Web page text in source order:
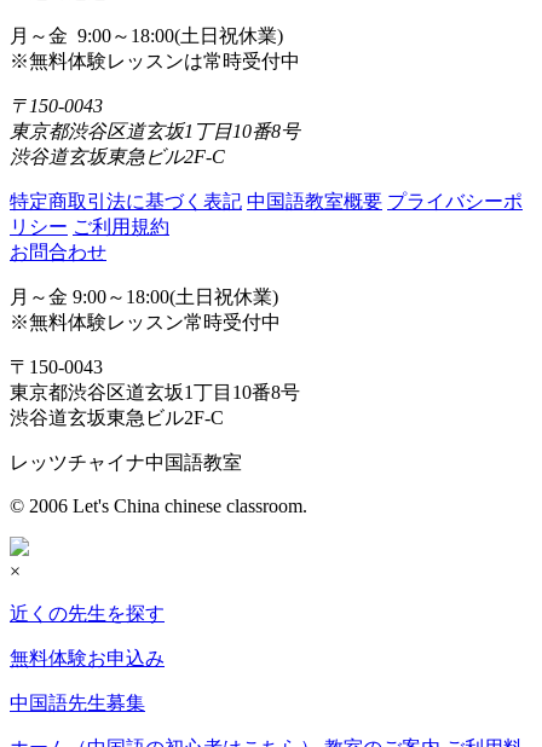
月～金 9:00～18:00(土日祝休業)
※無料体験レッスンは常時受付中
〒150-0043
東京都渋谷区道玄坂1丁目10番8号
渋谷道玄坂東急ビル2F-C
特定商取引法に基づく表記 中国語教室概要 プライバシーポ
リシー ご利用規約
お問合わせ
月～金 9:00～18:00(土日祝休業)
※無料体験レッスン常時受付中
〒150-0043
東京都渋谷区道玄坂1丁目10番8号
渋谷道玄坂東急ビル2F-C
レッツチャイナ中国語教室
© 2006 Let's China chinese classroom.
×
近くの先生を探す
無料体験お申込み
中国語先生募集